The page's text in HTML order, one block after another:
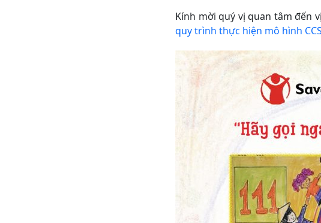
Kính mời quý vị quan tâm đến
quy trình thực hiện mô hình